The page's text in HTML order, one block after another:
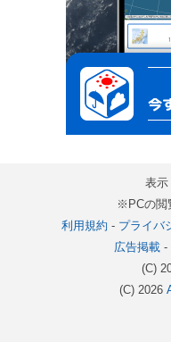
表示
※PCの閲
利用規約 - プライバ
広告掲載-
(C)
(C) 2026